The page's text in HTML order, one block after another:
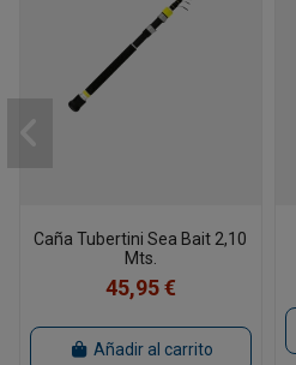
Caña Tubertini Sea Bait 2,10
Mts.
45,95 €
Añadir al carrito